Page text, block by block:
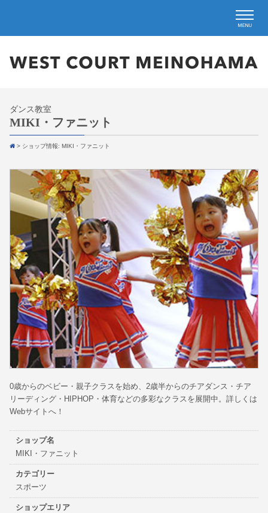
ダンス教室
MIKI・ファニット
> ショップ情報: MIKI・ファニット
0歳からのベビー・親子クラスを始め、2歳半からのチアダンス・チア
リーディング・HIPHOP・体育などの多彩なクラスを展開中。詳しくは
Webサイトへ！
ショップ名
MIKI・ファニット
カテゴリー
スポーツ
ショップエリア